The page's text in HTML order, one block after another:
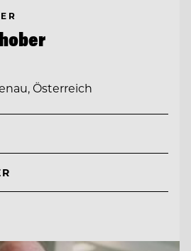
Österreich